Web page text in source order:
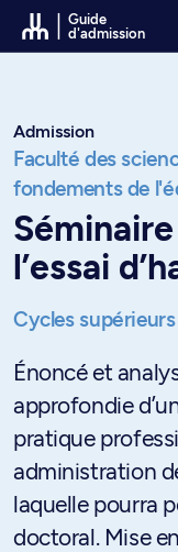
Passer au contenu
Guide
d'admission
Admission
Faculté des
fondements de
l’essai
Cycles supérieurs
Énoncé et
approfondie
pratique
administration
laquelle pourra
doctoral. Mise